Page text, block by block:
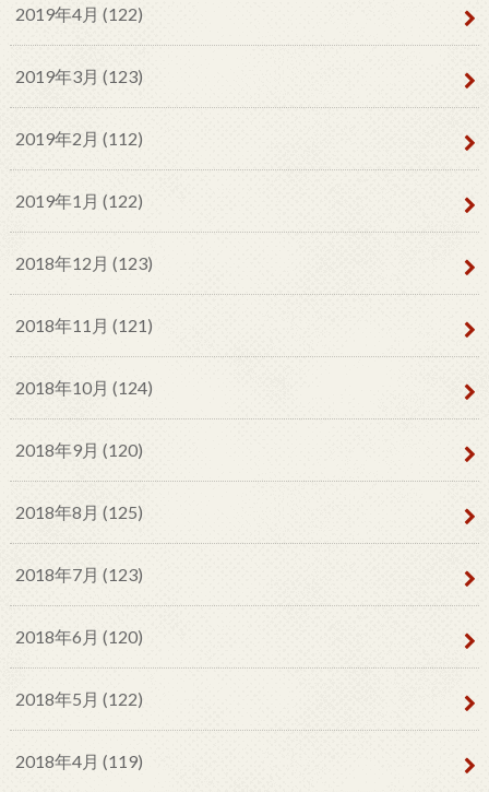
2019年4月 (122)
2019年3月 (123)
2019年2月 (112)
2019年1月 (122)
2018年12月 (123)
2018年11月 (121)
2018年10月 (124)
2018年9月 (120)
2018年8月 (125)
2018年7月 (123)
2018年6月 (120)
2018年5月 (122)
2018年4月 (119)